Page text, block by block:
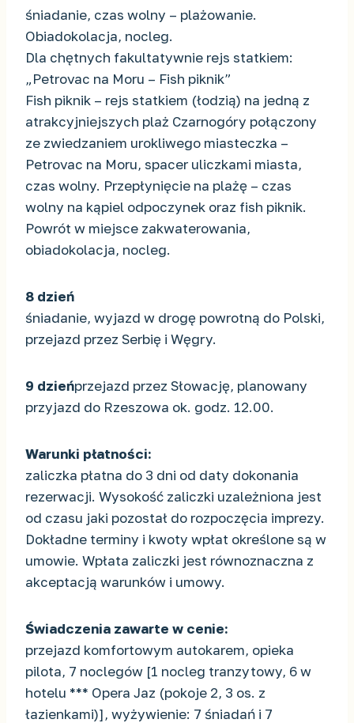
śniadanie, czas wolny – plażowanie.
Obiadokolacja, nocleg.
Dla chętnych fakultatywnie rejs statkiem:
„Petrovac na Moru – Fish piknik”
Fish piknik – rejs statkiem (łodzią) na jedną z
atrakcyjniejszych plaż Czarnogóry połączony
ze zwiedzaniem urokliwego miasteczka –
Petrovac na Moru, spacer uliczkami miasta,
czas wolny. Przepłynięcie na plażę – czas
wolny na kąpiel odpoczynek oraz fish piknik.
Powrót w miejsce zakwaterowania,
obiadokolacja, nocleg.
8 dzień
śniadanie, wyjazd w drogę powrotną do Polski,
przejazd przez Serbię i Węgry.
9 dzieńprzejazd przez Słowację, planowany
przyjazd do Rzeszowa ok. godz. 12.00.
Warunki płatności:
zaliczka płatna do 3 dni od daty dokonania
rezerwacji. Wysokość zaliczki uzależniona jest
od czasu jaki pozostał do rozpoczęcia imprezy.
Dokładne terminy i kwoty wpłat określone są w
umowie. Wpłata zaliczki jest równoznaczna z
akceptacją warunków i umowy.
Świadczenia zawarte w cenie:
przejazd komfortowym autokarem, opieka
pilota, 7 noclegów [1 nocleg tranzytowy, 6 w
hotelu *** Opera Jaz (pokoje 2, 3 os. z
łazienkami)], wyżywienie: 7 śniadań i 7